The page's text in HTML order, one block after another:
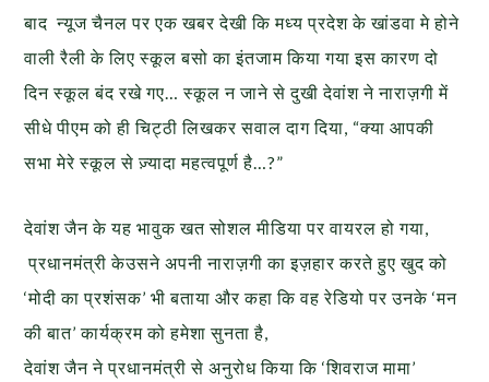
बाद न्यूज चैनल पर एक खबर देखी कि मध्य प्रदेश के खांडवा मे होने
वाली रैली के लिए स्कूल बसो का इंतजाम किया गया इस कारण दो
दिन स्कूल बंद रखे गए… स्कूल न जाने से दुखी देवांश ने नाराज़गी में
सीधे पीएम को ही चिट्ठी लिखकर सवाल दाग दिया, “क्या आपकी
सभा मेरे स्कूल से ज़्यादा महत्वपूर्ण है…?”
देवांश जैन के यह भावुक खत सोशल मीडिया पर वायरल हो गया,
प्रधानमंत्री केउसने अपनी नाराज़गी का इज़हार करते हुए खुद को
‘मोदी का प्रशंसक’ भी बताया और कहा कि वह रेडियो पर उनके ‘मन
की बात’ कार्यक्रम को हमेशा सुनता है,
देवांश जैन ने प्रधानमंत्री से अनुरोध किया कि ‘शिवराज मामा’